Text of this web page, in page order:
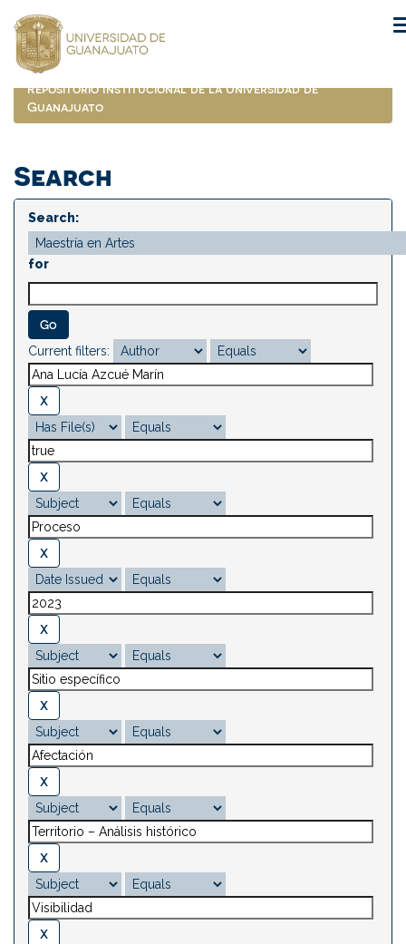
navigation
Repositorio Institucional de la Universidad de
Guanajuato
Search
Search:
for
Current filters: